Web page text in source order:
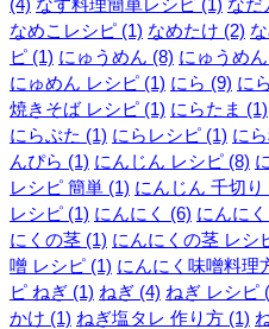
(4) なす料理簡単レシピ (1) なだ
なめこレシピ (1) なめたけ (2)
ピ (1) にゅうめん (8) にゅうめ
にゅめん レシピ (1) にら (9) に
焼きそば レシピ (1) にらたま (1)
にらぶた (1) にらレシピ (1) に
んぴら (1) にんじん レシピ (8)
レシピ 簡単 (1) にんじん 千切り
レシピ (1) にんにく (6) にんに
にくの茎 (1) にんにくの茎 レシ
噌 レシピ (1) にんにく味噌料理
ピ ねぎ (1) ねぎ (4) ねぎ レシピ
かけ (1) ねぎ塩タレ 作り方 (1)